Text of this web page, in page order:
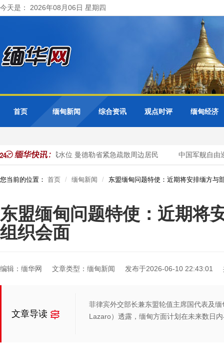
今天是： 2026年08月06日 星期四
首页 缅甸新闻 综合资讯 观点时评 缅甸经济
都基水库超警戒水位 曼德勒省紧急疏散周边居民 中国军舰自由
您当前的位置： 首页 缅甸新闻 东盟缅甸问题特使：近期将安排缅方与
东盟缅甸问题特使：近期将
组织会面
编辑：缅华网 文章类型：缅甸新闻 发布于2026-06-10 22:43:01
文章导读
菲律宾外交部长兼东盟轮值主席国代表及
Lazaro）透露，缅甸方面计划在未来数日